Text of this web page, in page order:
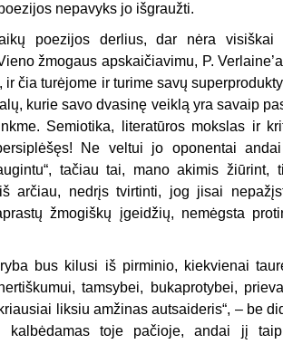
nepavyks jo išgraužti.
poezijos derlius, dar nėra visiškai
žmogaus apskaičiavimu, P.
ir čia turė­jome ir turime savų
kurie savo dvasinę veiklą yra savaip
Semiotika, literatūros mokslas ir
Ne veltui jo oponentai
tačiau tai, mano akimis žiūrint,
arčiau, nedrįs tvirtinti, jog jisai
žmogiškų įgeidžių, nemėgsta
bus kilusi iš pirminio, kiekvienai
tamsy­bei, bukaprotybei,
liksiu amžinas autsaideris“, – be
toje pačioje, andai jį taip